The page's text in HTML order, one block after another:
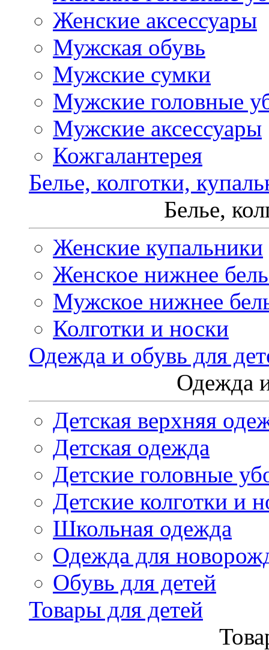
Женские аксессуары
Мужская обувь
Мужские сумки
Мужские головные
Мужские аксессуары
Кожгалантерея
Белье, колготки,
Белье,
Женские купальники
Женское нижнее
Мужское нижнее
Колготки и носки
Одежда и обувь для
Одежда
Детская верхняя
Детская одежда
Детские головные
Детские колготки и
Школьная одежда
Одежда для
Обувь для детей
Товары для детей